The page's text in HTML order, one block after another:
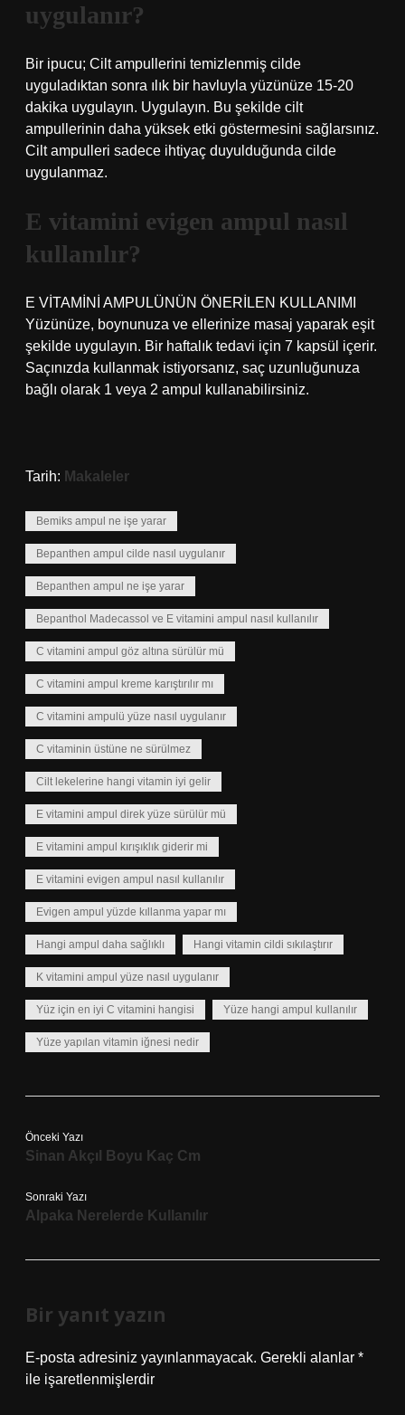
uygulanır?
Bir ipucu; Cilt ampullerini temizlenmiş cilde
uyguladıktan sonra ılık bir havluyla yüzünüze 15-20
dakika uygulayın. Uygulayın. Bu şekilde cilt
ampullerinin daha yüksek etki göstermesini sağlarsınız.
Cilt ampulleri sadece ihtiyaç duyulduğunda cilde
uygulanmaz.
E vitamini evigen ampul nasıl
kullanılır?
E VİTAMİNİ AMPULÜNÜN ÖNERİLEN KULLANIMI
Yüzünüze, boynunuza ve ellerinize masaj yaparak eşit
şekilde uygulayın. Bir haftalık tedavi için 7 kapsül içerir.
Saçınızda kullanmak istiyorsanız, saç uzunluğunuza
bağlı olarak 1 veya 2 ampul kullanabilirsiniz.
Tarih: Makaleler
Bemiks ampul ne işe yarar
Bepanthen ampul cilde nasıl uygulanır
Bepanthen ampul ne işe yarar
Bepanthol Madecassol ve E vitamini ampul nasıl kullanılır
C vitamini ampul göz altına sürülür mü
C vitamini ampul kreme karıştırılır mı
C vitamini ampulü yüze nasıl uygulanır
C vitaminin üstüne ne sürülmez
Cilt lekelerine hangi vitamin iyi gelir
E vitamini ampul direk yüze sürülür mü
E vitamini ampul kırışıklık giderir mi
E vitamini evigen ampul nasıl kullanılır
Evigen ampul yüzde kıllanma yapar mı
Hangi ampul daha sağlıklı Hangi vitamin cildi sıkılaştırır
K vitamini ampul yüze nasıl uygulanır
Yüz için en iyi C vitamini hangisi Yüze hangi ampul kullanılır
Yüze yapılan vitamin iğnesi nedir
Önceki Yazı
Sinan Akçıl Boyu Kaç Cm
Sonraki Yazı
Alpaka Nerelerde Kullanılır
Bir yanıt yazın
E-posta adresiniz yayınlanmayacak. Gerekli alanlar *
ile işaretlenmişlerdir